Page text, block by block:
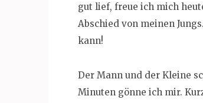
gut lief, freue ich mich
Abschied von meinen
kann!
Der Mann und der Kleine
Minuten gönne ich mir.